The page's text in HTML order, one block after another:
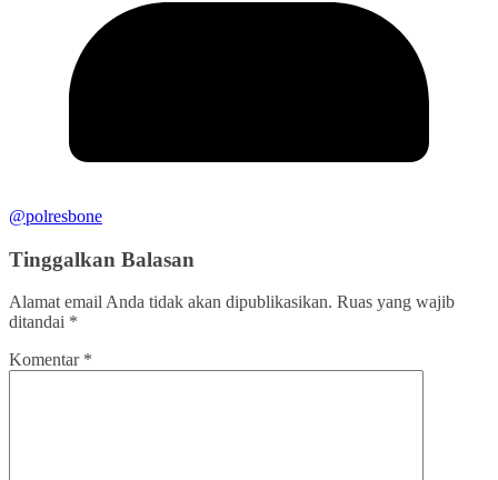
@polresbone
Tinggalkan Balasan
Alamat email Anda tidak akan dipublikasikan. Ruas yang wajib
ditandai *
Komentar *